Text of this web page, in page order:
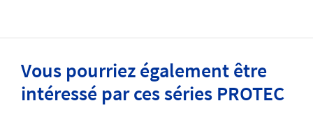
Vous pourriez également être
intéressé par ces séries PROTEC